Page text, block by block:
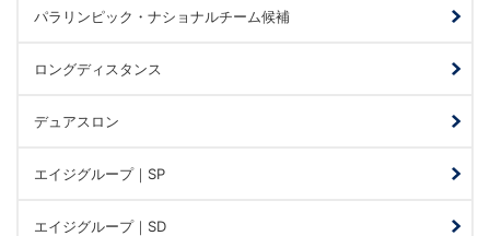
パラリンピック・ナショナルチーム候補
ロングディスタンス
デュアスロン
エイジグループ｜SP
エイジグループ｜SD